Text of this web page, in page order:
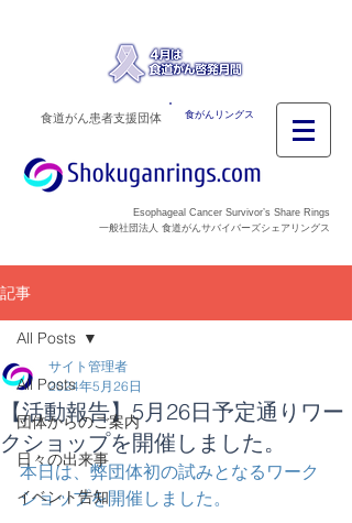
食がんリングス
食道がん患者支援団体
Esophageal Cancer Survivor’s Share Rings
一般社団法人 食道がんサバイバーズシェアリングス
記事
All Posts
団体からのご案内
日々の出来事
イベント告知
All Posts
【活動報告】5月26日予定通りワー
クショップを開催しました。
サイト管理者
2024年5月26日
本日は、弊団体初の試みとなるワーク
ショップを開催しました。